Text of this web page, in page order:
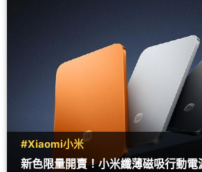
#Xiaomi小米
新色限量開賣！小米纖薄磁吸行動